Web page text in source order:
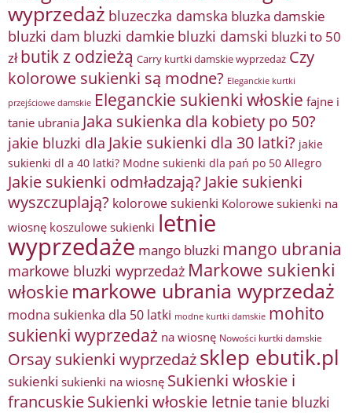
wyprzedaż bluzeczka damska bluzka damskie
bluzki dam bluzki damkie bluzki damski bluzki to 50
zł butik z odzieżą Carry kurtki damskie wyprzedaż Czy
kolorowe sukienki są modne? Eleganckie kurtki
przejściowe damskie Eleganckie sukienki włoskie fajne i
tanie ubrania Jaka sukienka dla kobiety po 50?
jakie bluzki dla Jakie sukienki dla 30 latki? jakie
sukienki dl a 40 latki? Modne sukienki dla pań po 50 Allegro
Jakie sukienki odmładzają? Jakie sukienki
wyszczuplają? kolorowe sukienki Kolorowe sukienki na
wiosnę koszulowe sukienki letnie
wyprzedaże mango bluzki mango ubrania
markowe bluzki wyprzedaż Markowe sukienki
włoskie markowe ubrania wyprzedaż
modna sukienka dla 50 latki modne kurtki damskie mohito
sukienki wyprzedaż na wiosnę Nowości kurtki damskie
Orsay sukienki wyprzedażsklep ebutik.pl
sukienki sukienki na wiosnę Sukienki włoskie i
francuskieSukienki włoskie letnietanie bluzki